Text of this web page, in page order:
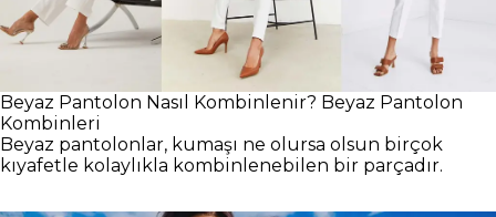
Beyaz Pantolon Nasıl Kombinlenir? Beyaz Pantolon
Kombinleri
Beyaz pantolonlar, kumaşı ne olursa olsun birçok
kıyafetle kolaylıkla kombinlenebilen bir parçadır.